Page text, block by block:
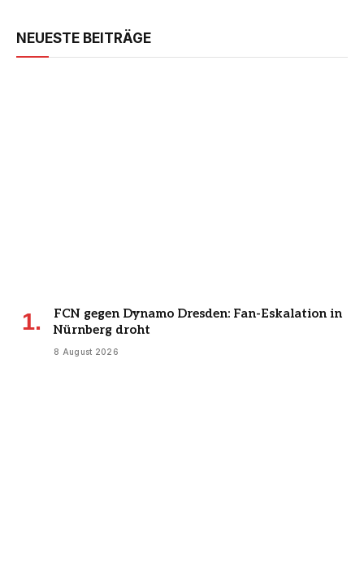
NEUESTE BEITRÄGE
FCN gegen Dynamo Dresden: Fan-Eskalation in
Nürnberg droht
8 August 2026